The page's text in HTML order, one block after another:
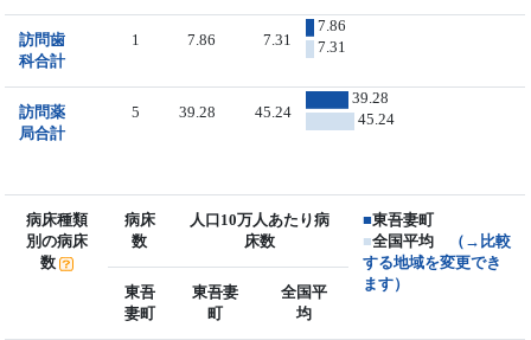
訪問歯
科合計
1 7.86 7.31
7.86
7.31
訪問薬
局合計
5 39.28 45.24
39.28
45.24
病床種類
別の病床
数
病床
数
人口10万人あたり病
床数
■東吾妻町
■全国平均
（→比較
する地域を変更でき
ます）
東吾
妻町
東吾妻
町
全国平
均